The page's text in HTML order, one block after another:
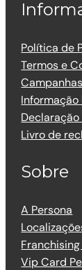
Política de
Termos e
Informação
Livro de
Sobre
A Persona
Vip Card